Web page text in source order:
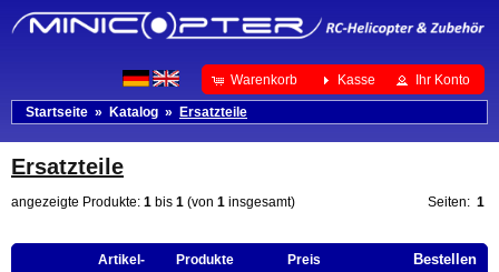
Warenkorb Kasse Ihr Konto
Startseite » Katalog » Ersatzteile
Ersatzteile
Seiten: 1
angezeigte Produkte: 1 bis 1 (von 1 insgesamt)
Artikel-
Produkte Preis Bestellen